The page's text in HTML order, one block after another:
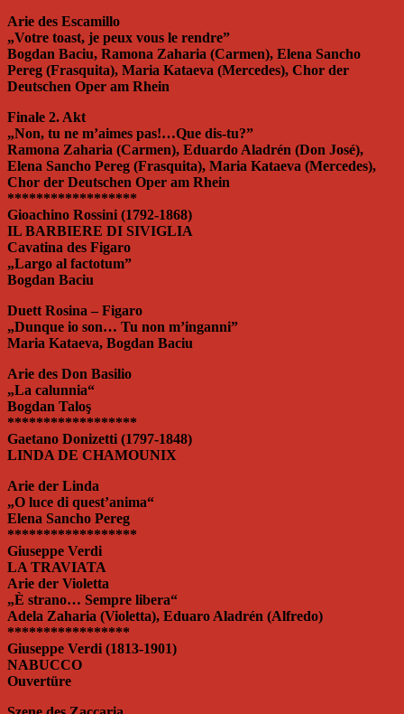
Arie des Escamillo
„Votre toast, je peux vous le rendre”
Bogdan Baciu, Ramona Zaharia (Carmen), Elena Sancho
Pereg (Frasquita), Maria Kataeva (Mercedes), Chor der
Deutschen Oper am Rhein
Finale 2. Akt
„Non, tu ne m’aimes pas!…Que dis-tu?”
Ramona Zaharia (Carmen), Eduardo Aladrén (Don José),
Elena Sancho Pereg (Frasquita), Maria Kataeva (Mercedes),
Chor der Deutschen Oper am Rhein
******************
Gioachino Rossini (1792-1868)
IL BARBIERE DI SIVIGLIA
Cavatina des Figaro
„Largo al factotum”
Bogdan Baciu
Duett Rosina – Figaro
„Dunque io son… Tu non m’inganni”
Maria Kataeva, Bogdan Baciu
Arie des Don Basilio
„La calunnia“
Bogdan Taloş
******************
Gaetano Donizetti (1797-1848)
LINDA DE CHAMOUNIX
Arie der Linda
„O luce di quest’anima“
Elena Sancho Pereg
******************
Giuseppe Verdi
LA TRAVIATA
Arie der Violetta
„È strano… Sempre libera“
Adela Zaharia (Violetta), Eduaro Aladrén (Alfredo)
*****************
Giuseppe Verdi (1813-1901)
NABUCCO
Ouvertüre